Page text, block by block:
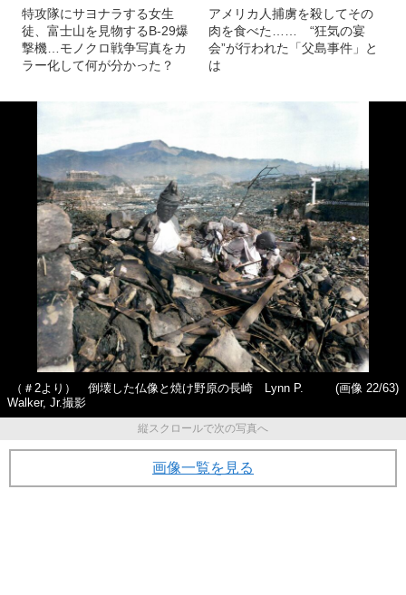
特攻隊にサヨナラする女生
徒、富士山を見物するB-29爆
撃機…モノクロ戦争写真をカ
ラー化して何が分かった？
アメリカ人捕虜を殺してその
肉を食べた…… “狂気の宴
会”が行われた「父島事件」と
は
（＃2より） 倒壊した仏像と焼け野原の長崎 Lynn P.
Walker, Jr.撮影
(画像 22/63)
縦スクロールで次の写真へ
画像一覧を見る